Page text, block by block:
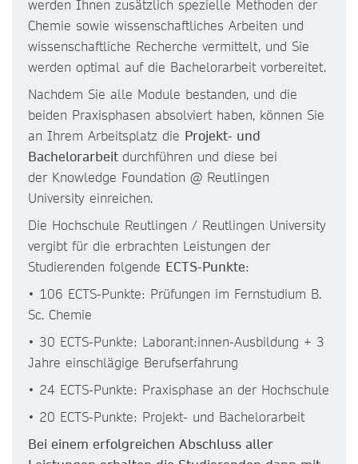
werden Ihnen zusätzlich spezielle Methoden der
Chemie sowie wissenschaftliches Arbeiten und
wissenschaftliche Recherche vermittelt, und Sie
werden optimal auf die Bachelorarbeit vorbereitet.
Nachdem Sie alle Module bestanden, und die
beiden Praxisphasen absolviert haben, können Sie
an Ihrem Arbeitsplatz die Projekt- und
Bachelorarbeit durchführen und diese bei
der Knowledge Foundation @ Reutlingen
University einreichen.
Die Hochschule Reutlingen / Reutlingen University
vergibt für die erbrachten Leistungen der
Studierenden folgende ECTS-Punkte:
• 106 ECTS-Punkte: Prüfungen im Fernstudium B.
Sc. Chemie
• 30 ECTS-Punkte: Laborant:innen-Ausbildung + 3
Jahre einschlägige Berufserfahrung
• 24 ECTS-Punkte: Praxisphase an der Hochschule
• 20 ECTS-Punkte: Projekt- und Bachelorarbeit
Bei einem erfolgreichen Abschluss aller